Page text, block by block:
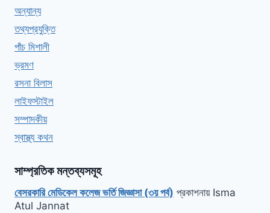
অন্যান্য
তথ্যপ্রযুক্তি
পাঁচ মিশালী
ভ্রমণ
রসনা বিলাস
লাইফস্টাইল
সম্পাদকীয়
স্বাস্থ্য কথন
সাম্প্রতিক মন্তব্যসমূহ
বেসরকারি মেডিকেল কলেজ ভর্তি জিজ্ঞাসা (৩য় পর্ব) প্রকাশনায় Isma
Atul Jannat